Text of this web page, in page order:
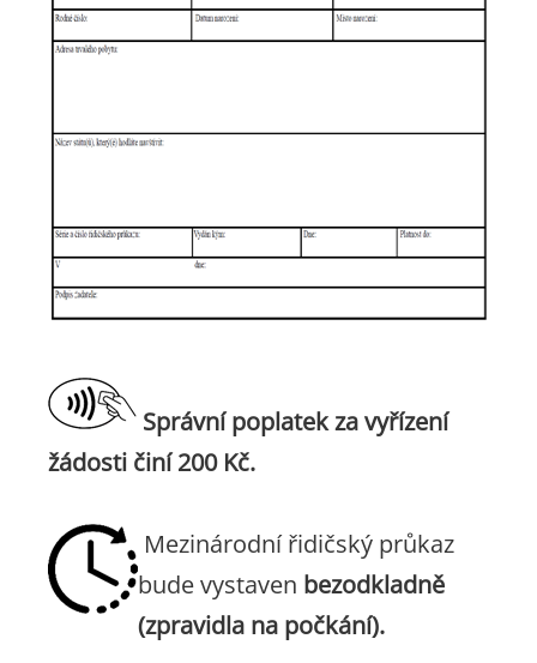
Správní poplatek za vyřízení
žádosti činí 200 Kč.
Mezinárodní řidičský průkaz
bude vystaven bezodkladně
(zpravidla na počkání).